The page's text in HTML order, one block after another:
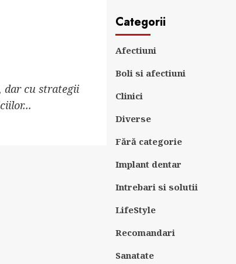
dar cu strategii
Categorii
Afectiuni
Boli si afectiuni
Clinici
Diverse
Fără categorie
Implant dentar
Intrebari si solutii
LifeStyle
Recomandari
Sanatate